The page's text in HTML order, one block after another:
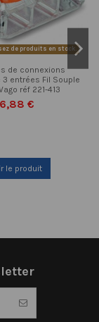
de produits en stock.
de connexions
entrées Fil Souple
réf 221-413
€
le produit